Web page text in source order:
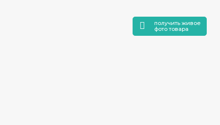
получить живое
фото товара